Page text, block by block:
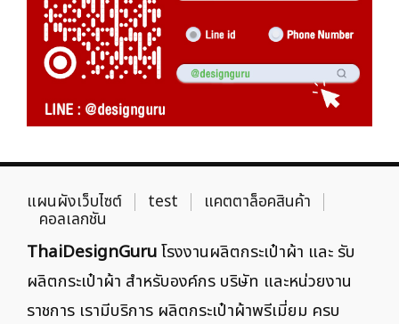
แผนผังเว็บไซต์ test แคตตาล็อคสินค้า
คอลเลกชัน
ThaiDesignGuruโรงงานผลิตกระเป๋าผ้า และ รับ
ผลิตกระเป๋าผ้า สำหรับองค์กร บริษัท และหน่วยงาน
ราชการ เรามีบริการ ผลิตกระเป๋าผ้าพรีเมี่ยม ครบ